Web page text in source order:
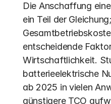
Die Anschaffung
ein Teil der
entscheidende
Wirtschaftlichkeit.
batterieelektrische
ab 2025 in vielen
günstigere TCO